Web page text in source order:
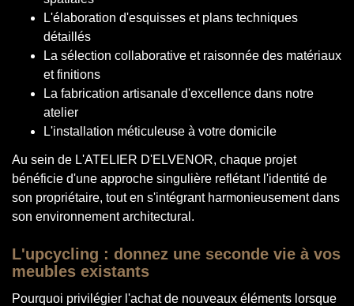
L'élaboration d'esquisses et plans techniques
détaillés
La sélection collaborative et raisonnée des matériaux
et finitions
La fabrication artisanale d'excellence dans notre
atelier
L'installation méticuleuse à votre domicile
Au sein de L'ATELIER D'ELVENOR, chaque projet
bénéficie d'une approche singulière reflétant l'identité de
son propriétaire, tout en s'intégrant harmonieusement dans
son environnement architectural.
L'upcycling : donnez une seconde vie à vos
meubles existants
Pourquoi privilégier l'achat de nouveaux éléments lorsque